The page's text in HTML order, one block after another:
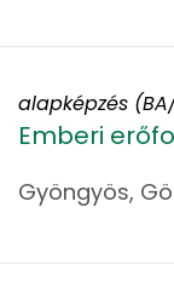
Emberi
Gyöngyös,
alapképzés